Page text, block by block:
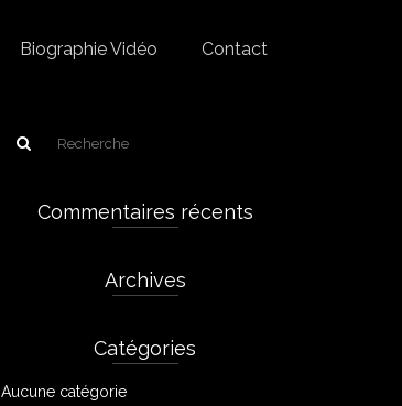
Biographie Vidéo Contact
Commentaires récents
Archives
Catégories
Aucune catégorie